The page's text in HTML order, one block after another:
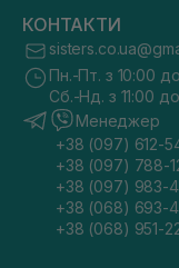
КОНТАКТИ
Пн.-Пт. з 10:00
Сб.-Нд. з 11:00
Менеджер
+38 (097) 612-
+38 (097) 788-
+38 (097) 983-
+38 (068) 693-
+38 (068) 951-